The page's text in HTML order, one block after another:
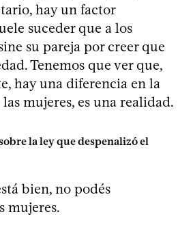
hay un factor
suceder que a los
su pareja por creer que
Tenemos que ver que,
hay una diferencia en la
mujeres, es una realidad.
la ley que despenalizó el
bien, no podés
mujeres.